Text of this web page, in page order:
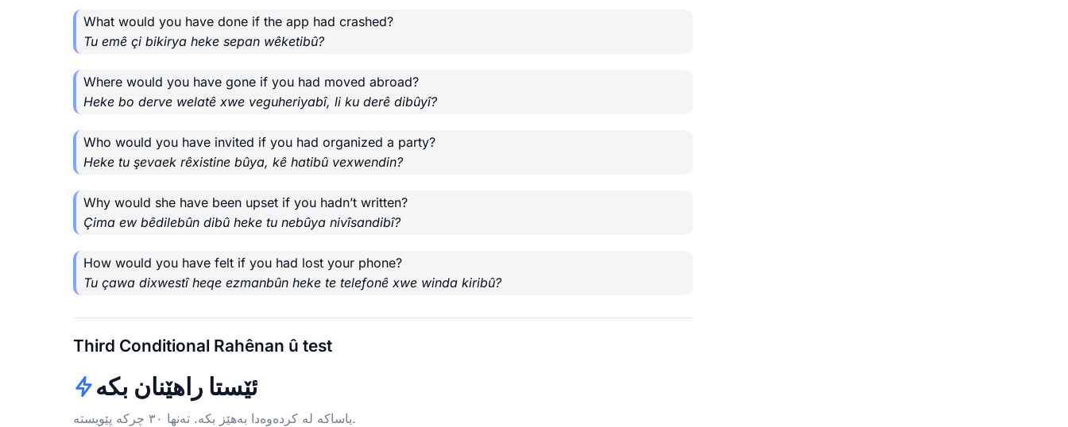
What would you have done if the app had crashed?
Tu emê çi bikirya heke sepan wêketibû?
Where would you have gone if you had moved abroad?
Heke bo derve welatê xwe veguheriyabî, li ku derê dibûyî?
Who would you have invited if you had organized a party?
Heke tu şevaek rêxistine bûya, kê hatibû vexwendin?
Why would she have been upset if you hadn’t written?
Çima ew bêdilebûn dibû heke tu nebûya nivîsandibî?
How would you have felt if you had lost your phone?
Tu çawa dixwestî heqe ezmanbûn heke te telefonê xwe winda kiribû?
Third Conditional Rahênan û test
ئێستا راهێنان بکە
یاساکە لە کردەوەدا بەهێز بکە. تەنها ٣٠ چرکە پێویستە.